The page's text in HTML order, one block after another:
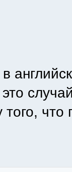
это
того, что